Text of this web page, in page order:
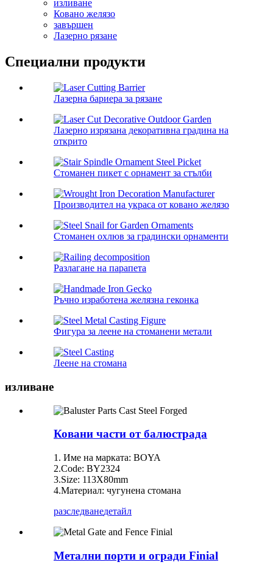
изливане
Ковано желязо
завършен
Лазерно рязане
Специални продукти
Лазерна бариера за рязане
Лазерно изрязана декоративна градина на
открито
Стоманен пикет с орнамент за стълби
Производител на украса от ковано желязо
Стоманен охлюв за градински орнаменти
Разлагане на парапета
Ръчно изработена желязна геконка
Фигура за леене на стоманени метали
Леене на стомана
изливане
Ковани части от балюстрада
1. Име на марката: BOYA
2.Code: BY2324
3.Size: 113X80mm
4.Материал: чугунена стомана
разследванедетайл
Метални порти и огради Finial